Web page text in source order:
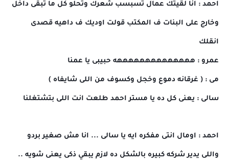
احمد : انا لقيتك عمال تسبسب شعرك وتحلو كل ما تبقى داخل
وخارج على البنات ف المكتب قولت اوديك ف داهيه قصدى
انقلك
عمرو : ههههههههههههههه حبيبى يا عمنا
مى : ( غرقانه دموع وخجل وكسوف من اللى شايفاه )
سالى : يعنى كل ده يا مستر احمد طلعت انت اللى بتشتغلنا
احمد : اومال انتى مفكره ايه يا سالى ... انا مش صغير بردو
واللى يدير شركه كبيره بالشكل ده لازم يبقي ذكى يعنى شويه ..